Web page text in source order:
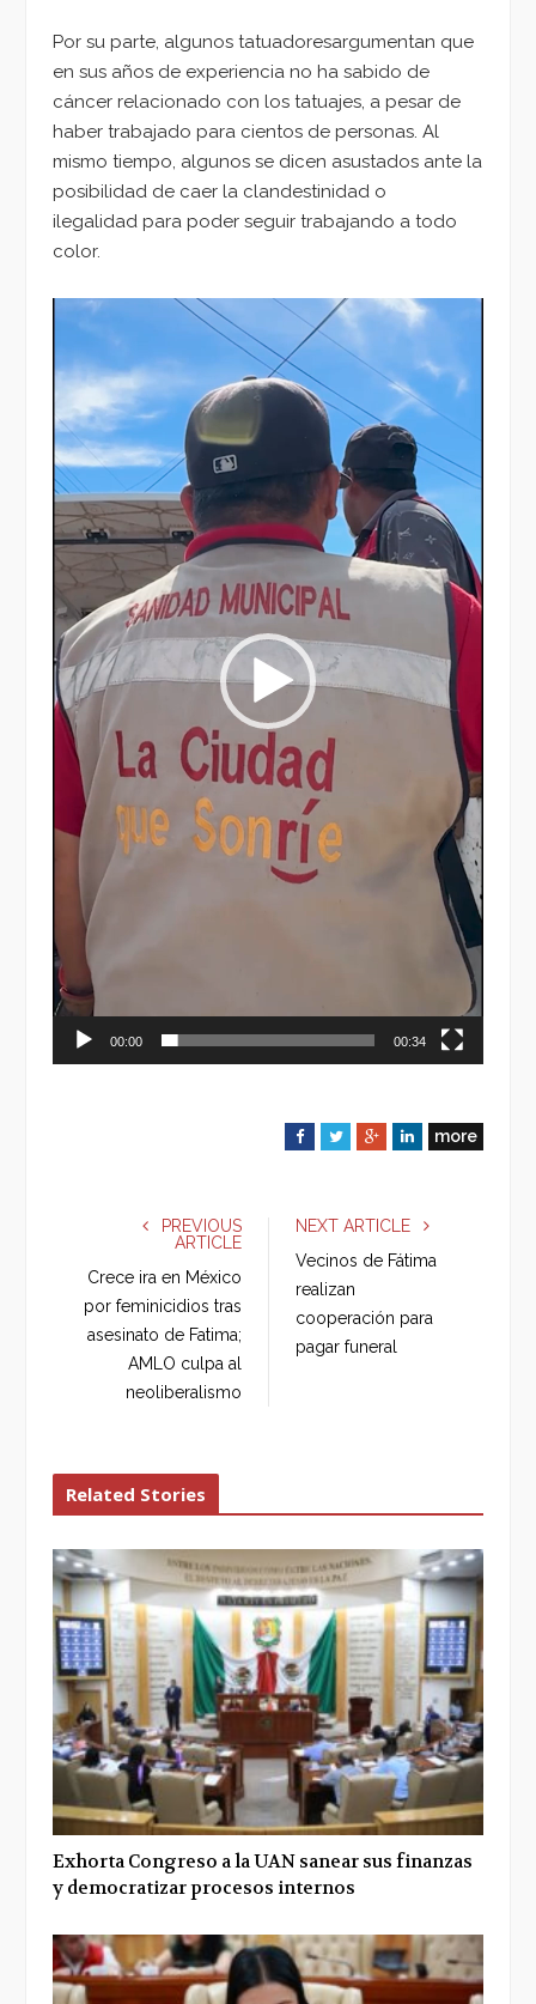
Por su parte, algunos tatuadoresargumentan que
en sus años de experiencia no ha sabido de
cáncer relacionado con los tatuajes, a pesar de
haber trabajado para cientos de personas. Al
mismo tiempo, algunos se dicen asustados ante la
posibilidad de caer la clandestinidad o
ilegalidad para poder seguir trabajando a todo
color.
Reproductor
vídeo
00:00 00:34
F
e
o
k
T
r
G
g
L
n
more
PREVIOUS
ARTICLE
Crece ira en México
por feminicidios tras
asesinato de Fatima;
AMLO culpa al
neoliberalismo
NEXT ARTICLE
Vecinos de Fátima
realizan
cooperación para
pagar funeral
Related Stories
Exhorta Congreso a la UAN sanear sus finanzas
y democratizar procesos internos